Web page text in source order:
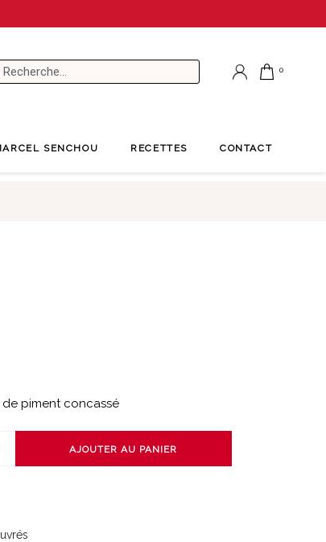
SENCHOU RECETTES CONTACT
piment concassé
AJOUTER AU PANIER